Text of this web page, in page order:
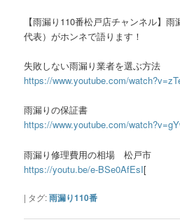
【雨漏り110番松戸店チャンネル】
代表）がホンネで語ります！
失敗しない雨漏り業者を選ぶ方法
https://www.youtube.com/
雨漏りの保証書
https://www.youtube.com/
雨漏り修理費用の相場 松戸市
https://youtu.be/e-BSe0AfEsI[
| タグ:雨漏り110番